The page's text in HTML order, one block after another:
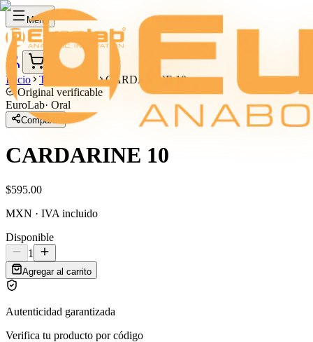
Menú
Inicio Tienda
CARDARINE 10
Original verificable
EuroLab· Oral
Compartir
CARDARINE 10
$595.00
MXN · IVA incluido
Disponible
1
Agregar al carrito
Autenticidad garantizada
Verifica tu producto por código